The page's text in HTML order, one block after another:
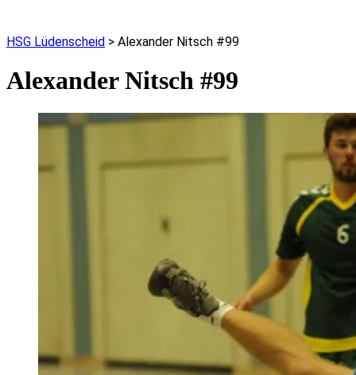
HSG Lüdenscheid > Alexander Nitsch #99
Alexander Nitsch #99